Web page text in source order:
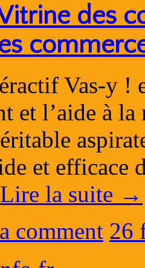
des
Vas-y !
et l’aide à
et efficace
Lire la suite →
comment 26